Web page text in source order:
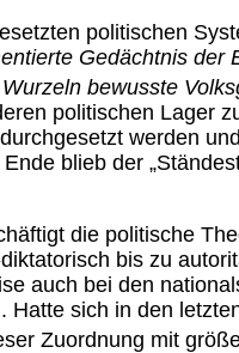
politischen
Gedächtnis der
bewusste
politischen Lager
werden
blieb der
die politische
bis zu
auch bei den
sich in den
Zuordnung mit